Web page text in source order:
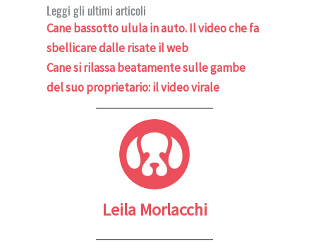
Leggi gli ultimi articoli
Cane bassotto ulula in auto. Il video che fa
sbellicare dalle risate il web
Cane si rilassa beatamente sulle gambe
del suo proprietario: il video virale
Leila Morlacchi